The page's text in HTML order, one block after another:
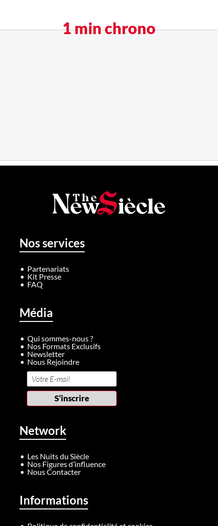
1 min chrono
Nos services
Partenariats
Kit Presse
FAQ
Média
Qui sommes-nous ?
Nos Formats Exclusifs
Newsletter
Nous Rejoindre
Network
Les Nuits du Siècle
Nos Figures d’influence
Nous Contacter
Informations